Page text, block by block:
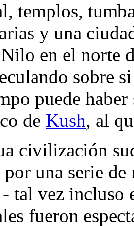
templos,
y una
en el norte
sobre
puede
de Kush, al
civilización
por una serie
tal vez incluso
fueron